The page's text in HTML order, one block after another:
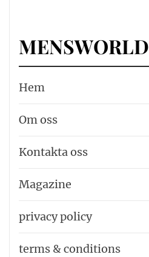
MENSWORLD
Hem
Om oss
Kontakta oss
Magazine
privacy policy
terms & conditions